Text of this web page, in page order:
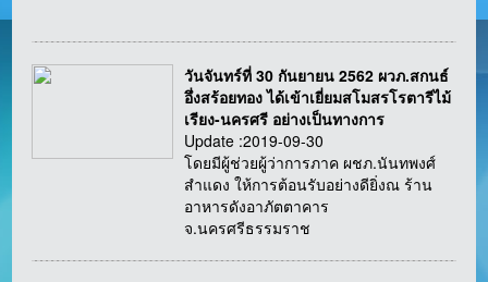
วันจันทร์ที่ 30 กันยายน 2562 ผวภ.สกนธ์
อึ่งสร้อยทอง ได้เข้าเยี่ยมสโมสรโรตารีไม้
เรียง-นครศรี อย่างเป็นทางการ
Update :2019-09-30
โดยมีผู้ช่วยผู้ว่าการภาค ผชภ.นันทพงศ์
สำแดง ให้การต้อนรับอย่างดียิ่งณ ร้าน
อาหารดังอาภัตตาคาร
จ.นครศรีธรรมราช